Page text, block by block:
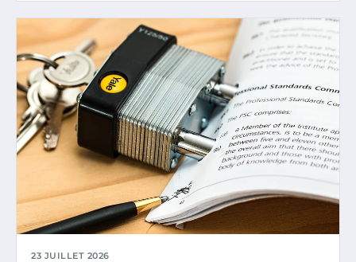
23 JUILLET 2026